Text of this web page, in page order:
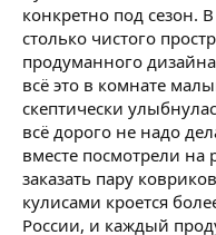
конкретно под сезон.
столько чистого
продуманного
всё это в комнате
скептически
всё дорого не надо
вместе посмотрели на
заказать пару
кулисами кроется
России, и каждый